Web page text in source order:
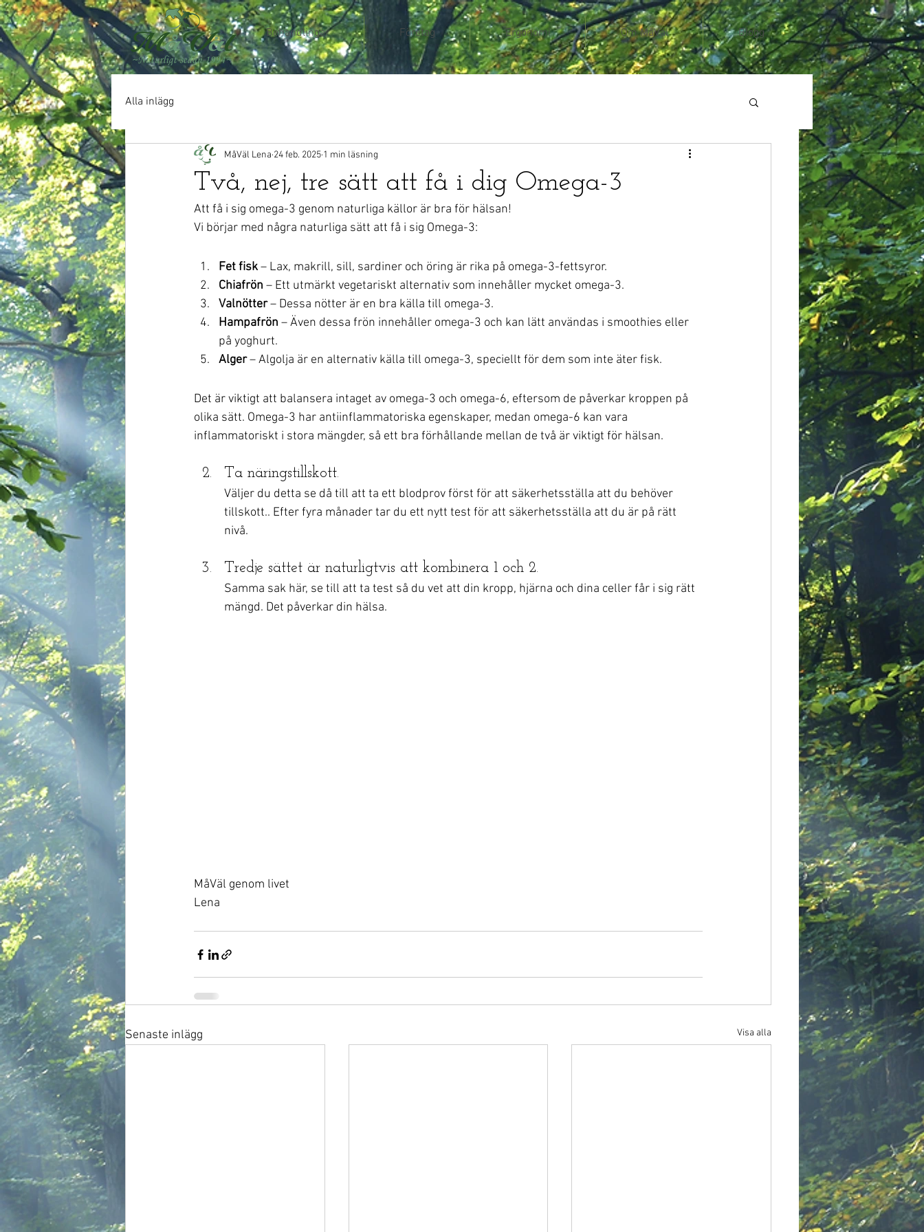
Behandlingar Företag Ergonomi Om MåVäl Blogg
Alla inlägg
Två, nej, tre sätt att få i dig Omega-3
MåVäl Lena 24 feb. 2025 1 min läsning
Att få i sig omega-3 genom naturliga källor är bra för hälsan!
Vi börjar med några naturliga sätt att få i sig Omega-3:
Fet fisk – Lax, makrill, sill, sardiner och öring är rika på omega-3-fettsyror.
Chiafrön – Ett utmärkt vegetariskt alternativ som innehåller mycket omega-3.
Valnötter – Dessa nötter är en bra källa till omega-3.
Hampafrön – Även dessa frön innehåller omega-3 och kan lätt användas i smoothies eller
på yoghurt.
Alger – Algolja är en alternativ källa till omega-3, speciellt för dem som inte äter fisk.
Det är viktigt att balansera intaget av omega-3 och omega-6, eftersom de påverkar kroppen på
olika sätt. Omega-3 har antiinflammatoriska egenskaper, medan omega-6 kan vara
inflammatoriskt i stora mängder, så ett bra förhållande mellan de två är viktigt för hälsan.
Ta näringstillskott.
Väljer du detta se då till att ta ett blodprov först för att säkerhetsställa att du behöver
tillskott.. Efter fyra månader tar du ett nytt test för att säkerhetsställa att du är på rätt
nivå.
Tredje sättet är naturligtvis att kombinera 1 och 2.
Samma sak här, se till att ta test så du vet att din kropp, hjärna och dina celler får i sig rätt
mängd. Det påverkar din hälsa.
MåVäl genom livet
Lena
Senaste inlägg Visa alla